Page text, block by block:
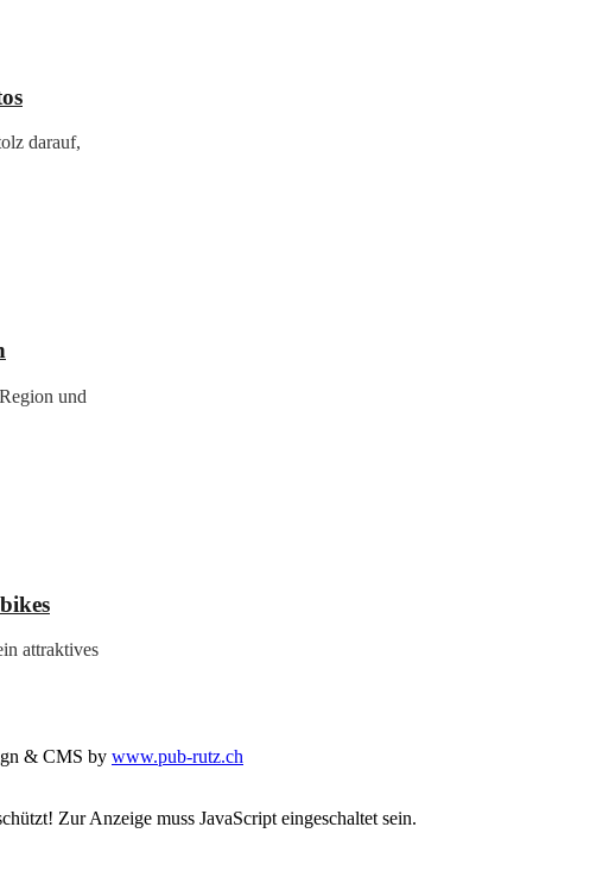
darauf,
und
attraktives
& CMS by www.pub-rutz.ch
Zur Anzeige muss JavaScript eingeschaltet sein.